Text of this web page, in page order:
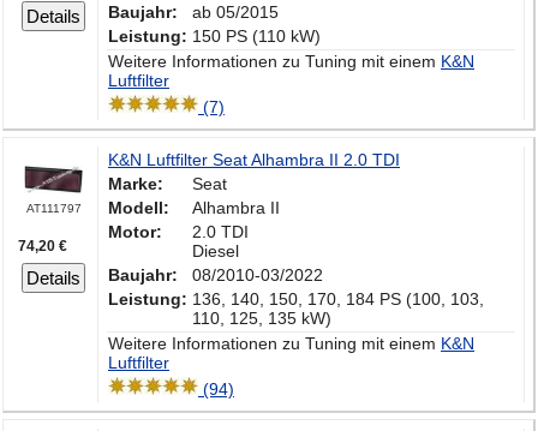
Details
Baujahr:
ab 05/2015
Leistung: 150 PS (110 kW)
Weitere Informationen zu Tuning mit einem K&N
Luftfilter
(7)
AT111797
74,20 €
Details
K&N Luftfilter Seat Alhambra II 2.0 TDI
Marke:
Seat
Modell:
Alhambra II
Motor:
2.0 TDI
Diesel
Baujahr:
08/2010-03/2022
Leistung: 136, 140, 150, 170, 184 PS (100, 103,
110, 125, 135 kW)
Weitere Informationen zu Tuning mit einem K&N
Luftfilter
(94)